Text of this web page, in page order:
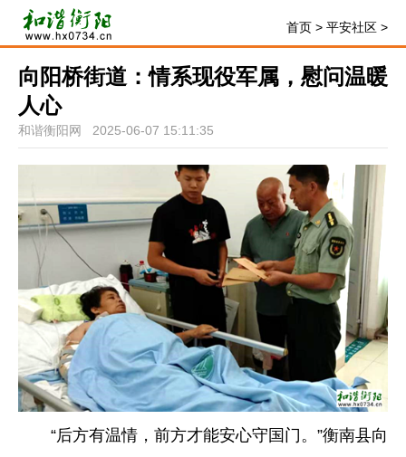
首页 > 平安社区 >
向阳桥街道：情系现役军属，慰问温暖
人心
和谐衡阳网 2025-06-07 15:11:35
“后方有温情，前方才能安心守国门。”衡南县向